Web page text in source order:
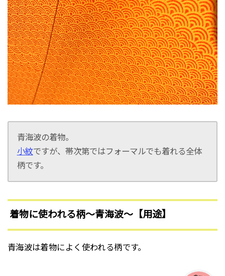
青海波の着物。
小紋ですが、帯次第ではフォーマルでも着れる全体
柄です。
着物に使われる柄〜青海波〜【用途】
青海波は着物によく使われる柄です。